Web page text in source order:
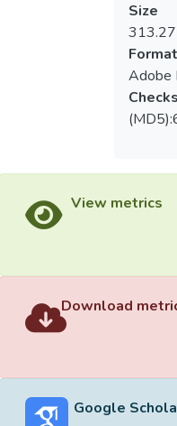
Size
Format
Adobe
View metrics
Download
Google